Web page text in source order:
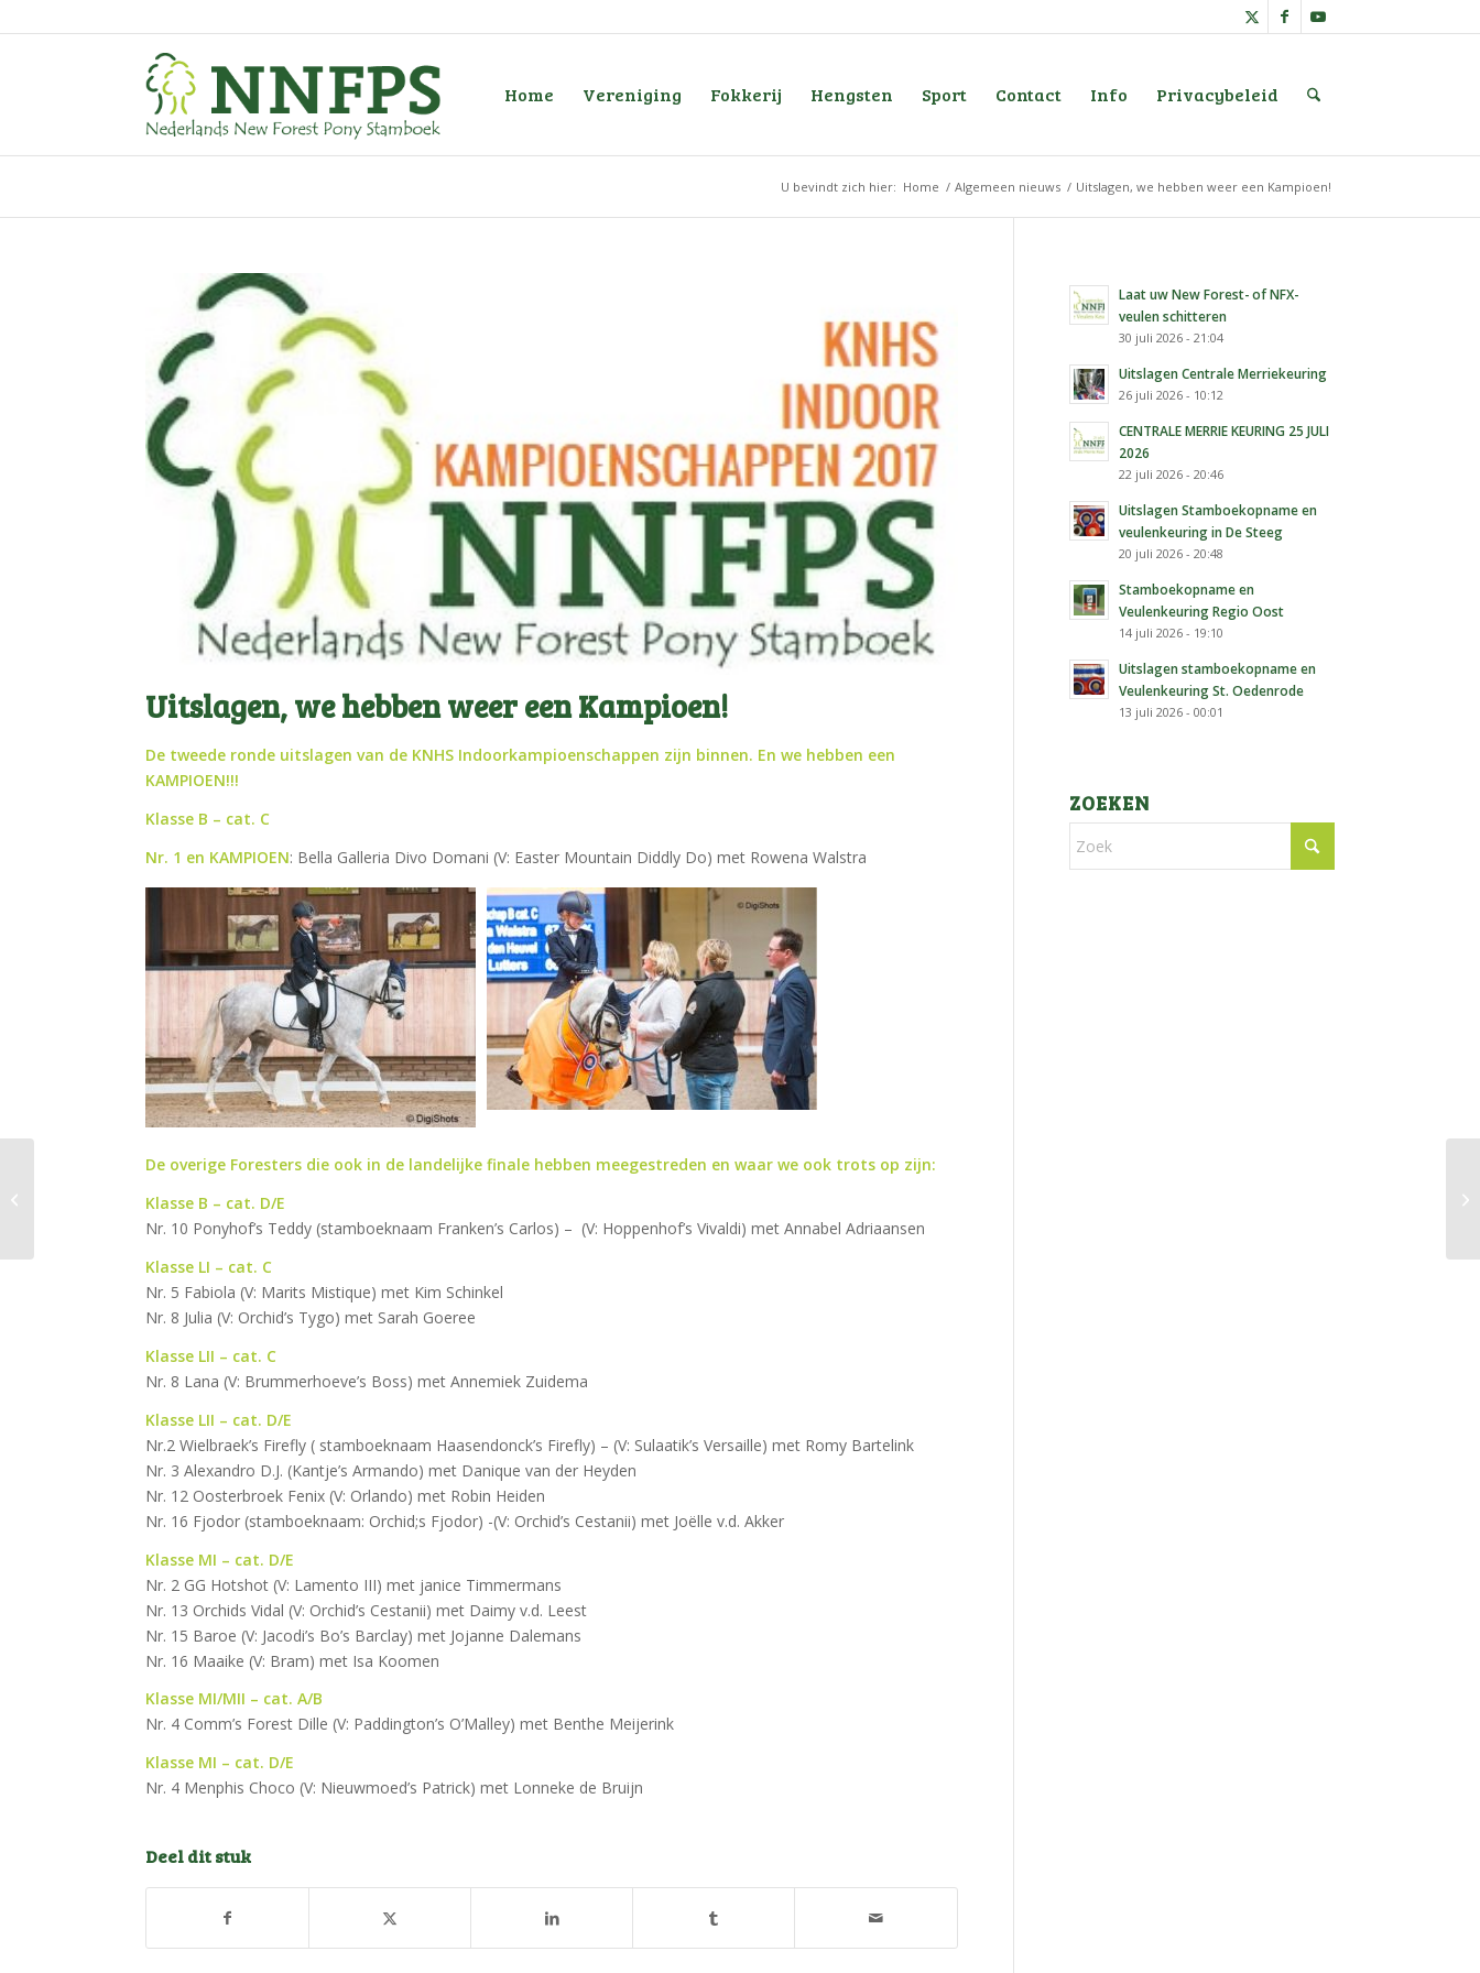
Home Vereniging Fokkerij Hengsten Sport Contact Info Privacybeleid
U bevindt zich hier: Home / Algemeen nieuws / Uitslagen, we hebben weer een Kampioen!
Uitslagen, we hebben weer een Kampioen!
De tweede ronde uitslagen van de KNHS Indoorkampioenschappen zijn binnen. En we hebben een
KAMPIOEN!!!
Klasse B – cat. C
Nr. 1 en KAMPIOEN: Bella Galleria Divo Domani (V: Easter Mountain Diddly Do) met Rowena Walstra
De overige Foresters die ook in de landelijke finale hebben meegestreden en waar we ook trots op zijn:
Klasse B – cat. D/E
Nr. 10 Ponyhof’s Teddy (stamboeknaam Franken’s Carlos) – (V: Hoppenhof’s Vivaldi) met Annabel Adriaansen
Klasse LI – cat. C
Nr. 5 Fabiola (V: Marits Mistique) met Kim Schinkel
Nr. 8 Julia (V: Orchid’s Tygo) met Sarah Goeree
Klasse LII – cat. C
Nr. 8 Lana (V: Brummerhoeve’s Boss) met Annemiek Zuidema
Klasse LII – cat. D/E
Nr.2 Wielbraek’s Firefly ( stamboeknaam Haasendonck’s Firefly) – (V: Sulaatik’s Versaille) met Romy Bartelink
Nr. 3 Alexandro D.J. (Kantje’s Armando) met Danique van der Heyden
Nr. 12 Oosterbroek Fenix (V: Orlando) met Robin Heiden
Nr. 16 Fjodor (stamboeknaam: Orchid;s Fjodor) -(V: Orchid’s Cestanii) met Joëlle v.d. Akker
Klasse MI – cat. D/E
Nr. 2 GG Hotshot (V: Lamento III) met janice Timmermans
Nr. 13 Orchids Vidal (V: Orchid’s Cestanii) met Daimy v.d. Leest
Nr. 15 Baroe (V: Jacodi’s Bo’s Barclay) met Jojanne Dalemans
Nr. 16 Maaike (V: Bram) met Isa Koomen
Klasse MI/MII – cat. A/B
Nr. 4 Comm’s Forest Dille (V: Paddington’s O’Malley) met Benthe Meijerink
Klasse MI – cat. D/E
Nr. 4 Menphis Choco (V: Nieuwmoed’s Patrick) met Lonneke de Bruijn
Deel dit stuk
Laat uw New Forest- of NFX-
veulen schitteren
30 juli 2026 - 21:04
Uitslagen Centrale Merriekeuring
26 juli 2026 - 10:12
CENTRALE MERRIE KEURING 25 JULI
2026
22 juli 2026 - 20:46
Uitslagen Stamboekopname en
veulenkeuring in De Steeg
20 juli 2026 - 20:48
Stamboekopname en
Veulenkeuring Regio Oost
14 juli 2026 - 19:10
Uitslagen stamboekopname en
Veulenkeuring St. Oedenrode
13 juli 2026 - 00:01
ZOEKEN
Regio Oost (gewijzigd)